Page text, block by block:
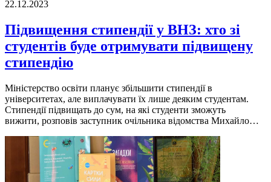
22.12.2023
Підвищення стипендії у ВНЗ: хто зі
студентів буде отримувати підвищену
стипендію
Міністерство освіти планує збільшити стипендії в
університетах, але виплачувати їх лише деяким студентам.
Стипендії підвищать до сум, на які студенти зможуть
вижити, розповів заступник очільника відомства Михайло…